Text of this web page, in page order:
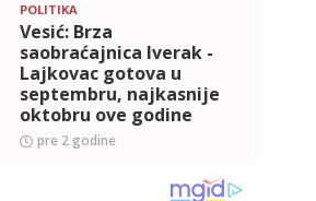
POLITIKA
Vesić: Brza
saobraćajnica Iverak -
Lajkovac gotova u
septembru, najkasnije
oktobru ove godine
pre 2 godine